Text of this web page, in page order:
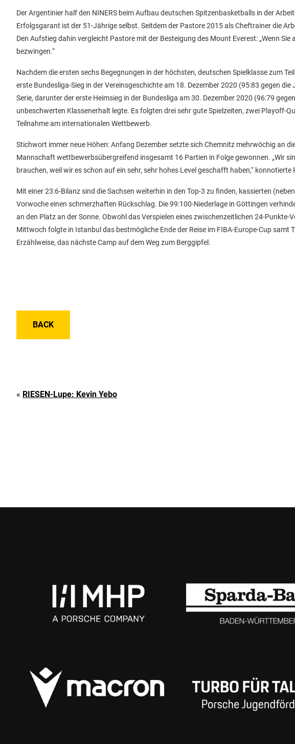
Der Argentinier half den NINERS beim Aufbau deutschen Spitzenbasketballs in der
Erfolgsgarant ist der 51-Jährige selbst. Seitdem der Pastore 2015 als Cheftrainer die
Den Aufstieg dahin vergleicht Pastore mit der Besteigung des Mount Everest: „Wenn
bezwingen.“
Nachdem die ersten sechs Begegnungen in der höchsten, deutschen Spielklasse zum
erste Bundesliga-Sieg in der Vereinsgeschichte am 18. Dezember 2020 (95:83 gegen
Serie, darunter der erste Heimsieg in der Bundesliga am 30. Dezember 2020 (96:79
unbeschwerten Klassenerhalt legte. Es folgten drei sehr gute Spielzeiten, zwei Playoff-
Teilnahme am internationalen Wettbewerb.
Stichwort immer neue Höhen: Anfang Dezember setzte sich Chemnitz mehrwöchig an
Mannschaft wettbewerbsübergreifend insgesamt 16 Partien in Folge gewonnen. „Wir
brauchen, weil wir es schon auf ein sehr, sehr hohes Level geschafft haben,“ konnotierte
Mit einer 23:6-Bilanz sind die Sachsen weiterhin in den Top-3 zu finden, kassierten
Vorwoche einen schmerzhaften Rückschlag. Die 99:100-Niederlage in Göttingen
an den Platz an der Sonne. Obwohl das Verspielen eines zwischenzeitlichen 24-
Mittwoch folgte in Istanbul das bestmögliche Ende der Reise im FIBA-Europe-Cup samt
Erzählweise, das nächste Camp auf dem Weg zum Berggipfel.
BACK
« RIESEN-Lupe: Kevin Yebo